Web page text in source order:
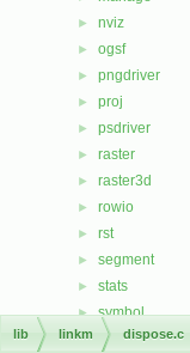
► nviz
► ogsf
► pngdriver
► proj
► psdriver
► raster
► raster3d
► rowio
► rst
► segment
► stats
► symbol
► temporal
lib linkm dispose.c